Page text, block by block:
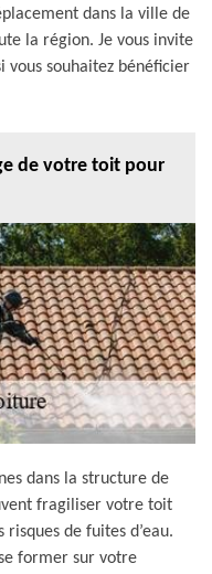
dans la ville de
la région. Je vous invite
vous souhaitez bénéficier
de votre toit pour
dans la structure de
fragiliser votre toit
de fuites d’eau.
former sur votre